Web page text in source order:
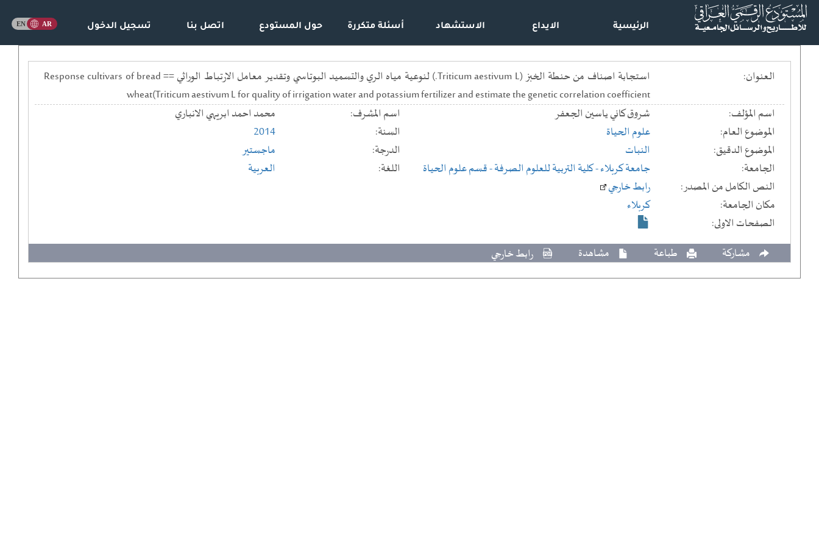
الرئيسية الايداع الاستشهاد أسئلة متكررة حول المستودع اتصل بنا تسجيل الدخول
العنوان:
استجابة اصناف من حنطة الخبز (Triticum aestivum L.) لنوعية مياه الري والتسميد البوتاسي وتقدير معامل الارتباط الوراثي == Response cultivars of bread
wheat(Triticum aestivum L for quality of irrigation water and potassium fertilizer and estimate the genetic correlation coefficient
اسم المؤلف:
شروق كاني ياسين الجعفر اسم المشرف:
محمد احمد ابريهي الانباري
الموضوع العام:
علوم الحياة السنة:
2014
الموضوع الدقيق:
النبات الدرجة:
ماجستير
الجامعة:
جامعة كربلاء- كلية التربية للعلوم الصرفة- قسم علوم الحياة اللغة:
العربية
النص الكامل من المصدر:
رابط خارجي
مكان الجامعة:
كربلاء
الصفحات الاولى:
مشاركة
طباعة مشاهدة رابط خارجي